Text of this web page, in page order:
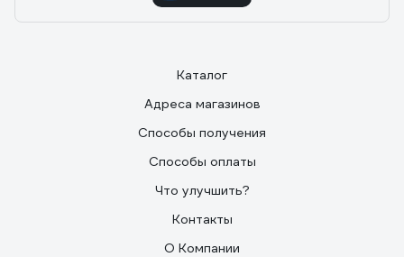
Каталог
Адреса магазинов
Способы получения
Способы оплаты
Что улучшить?
Контакты
О Компании